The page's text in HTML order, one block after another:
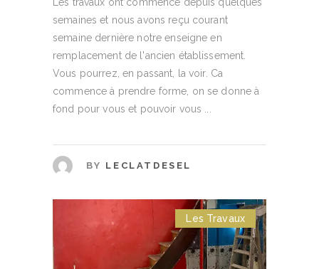
semaines et nous avons reçu courant
semaine dernière notre enseigne en
remplacement de l'ancien établissement.
Vous pourrez, en passant, la voir. Ca
commence à prendre forme, on se donne à
fond pour vous et pouvoir vous
BY LECLATDESEL
Les Travaux